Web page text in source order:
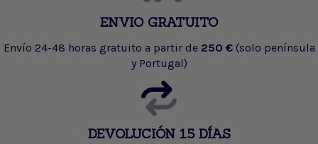
ENVIO GRATUITO
Envío 24-48 horas gratuito a partir de 250 € (solo península
y Portugal)
DEVOLUCIÓN 15 DÍAS